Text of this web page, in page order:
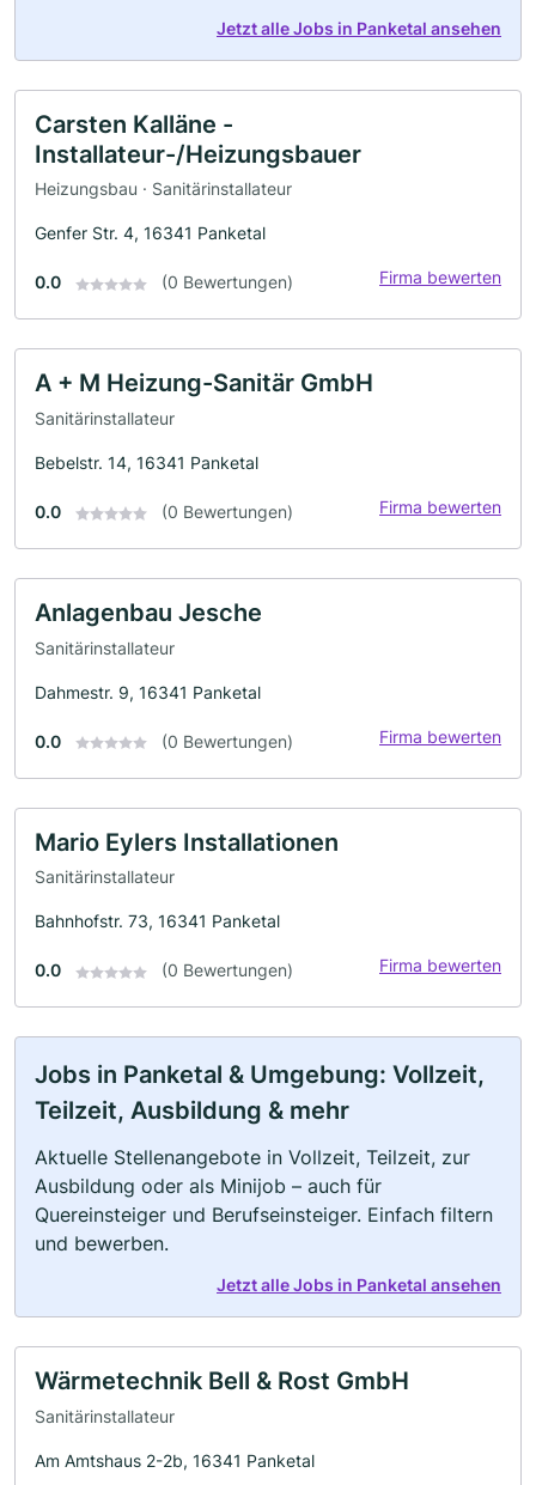
Jetzt alle Jobs in Panketal ansehen
Carsten Kalläne -
Installateur-/Heizungsbauer
Heizungsbau · Sanitärinstallateur
Genfer Str. 4, 16341 Panketal
0.0 (0 Bewertungen) Firma bewerten
A + M Heizung-Sanitär GmbH
Sanitärinstallateur
Bebelstr. 14, 16341 Panketal
0.0 (0 Bewertungen) Firma bewerten
Anlagenbau Jesche
Sanitärinstallateur
Dahmestr. 9, 16341 Panketal
0.0 (0 Bewertungen) Firma bewerten
Mario Eylers Installationen
Sanitärinstallateur
Bahnhofstr. 73, 16341 Panketal
0.0 (0 Bewertungen) Firma bewerten
Jobs in Panketal & Umgebung: Vollzeit,
Teilzeit, Ausbildung & mehr
Aktuelle Stellenangebote in Vollzeit, Teilzeit, zur
Ausbildung oder als Minijob – auch für
Quereinsteiger und Berufseinsteiger. Einfach filtern
und bewerben.
Jetzt alle Jobs in Panketal ansehen
Wärmetechnik Bell & Rost GmbH
Sanitärinstallateur
Am Amtshaus 2-2b, 16341 Panketal